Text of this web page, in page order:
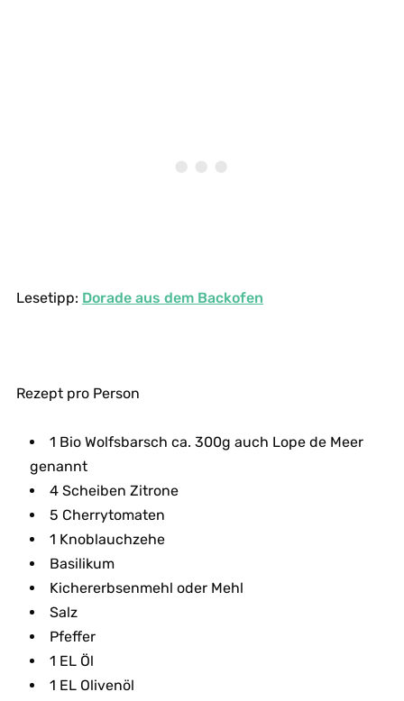
Lesetipp: Dorade aus dem Backofen
Rezept pro Person
1 Bio Wolfsbarsch ca. 300g auch Lope de Meer
genannt
4 Scheiben Zitrone
5 Cherrytomaten
1 Knoblauchzehe
Basilikum
Kichererbsenmehl oder Mehl
Salz
Pfeffer
1 EL Öl
1 EL Olivenöl